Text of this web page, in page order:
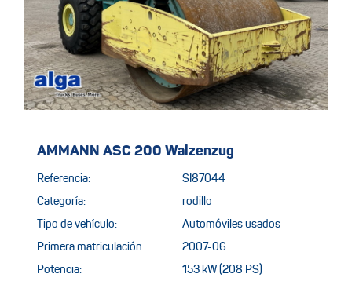
AMMANN ASC 200 Walzenzug
Referencia: SI87044
Categoría: rodillo
Tipo de vehículo: Automóviles usados
Primera matriculación: 2007-06
Potencia: 153 kW (208 PS)